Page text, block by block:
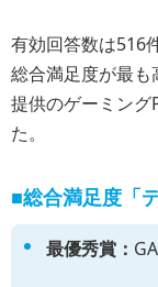
有効回答数は516
総合満足度が最
提供のゲーミング
た。
■総合満足度「
最優秀賞：